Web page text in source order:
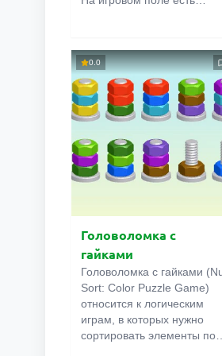
соединения. Для его
создания требуется
протянуть трубу от точки А
точке Б. Важно, чтобы
не пересекались между
не вылезали за границы
уровня. Справитесь?
0.0
Головоломка с
гайками
Головоломка с гайками
Sort: Color Puzzle Game)
относится к логическим
играм, в которых нужно
сортировать элементы по